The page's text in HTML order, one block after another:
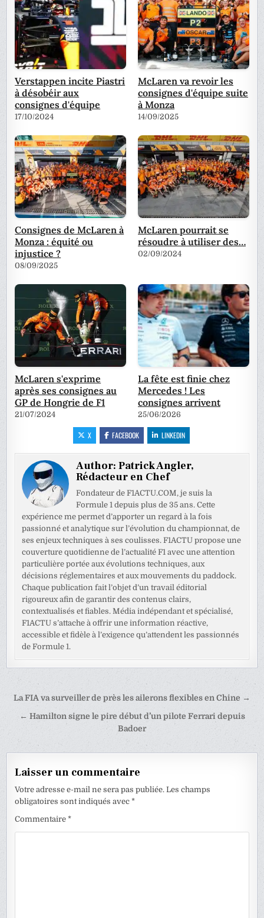
Verstappen incite Piastri
à désobéir aux
consignes d'équipe
17/10/2024
McLaren va revoir les
consignes d'équipe suite
à Monza
14/09/2025
Consignes de McLaren à
Monza : équité ou
injustice ?
08/09/2025
McLaren pourrait se
résoudre à utiliser des…
02/09/2024
McLaren s'exprime
après ses consignes au
GP de Hongrie de F1
21/07/2024
La fête est finie chez
Mercedes ! Les
consignes arrivent
25/06/2026
X FACEBOOK LINKEDIN
Author:Patrick Angler,
Rédacteur en Chef
Fondateur de F1ACTU.COM, je suis la
Formule 1 depuis plus de 35 ans. Cette
expérience me permet d’apporter un regard à la fois
passionné et analytique sur l’évolution du championnat, de
ses enjeux techniques à ses coulisses. F1ACTU propose une
couverture quotidienne de l’actualité F1 avec une attention
particulière portée aux évolutions techniques, aux
décisions réglementaires et aux mouvements du paddock.
Chaque publication fait l’objet d’un travail éditorial
rigoureux afin de garantir des contenus clairs,
contextualisés et fiables. Média indépendant et spécialisé,
F1ACTU s’attache à offrir une information réactive,
accessible et fidèle à l’exigence qu’attendent les passionnés
de Formule 1.
Navigation
de
La FIA va surveiller de près les ailerons flexibles en Chine →
← Hamilton signe le pire début d’un pilote Ferrari depuis
Badoer
Laisser un commentaire
Votre adresse e-mail ne sera pas publiée. Les champs
obligatoires sont indiqués avec*
Commentaire*